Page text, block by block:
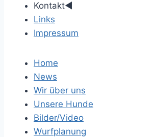
Kontakt◄
Links
Impressum
Home
News
Wir über uns
Unsere Hunde
Bilder/Video
Wurfplanung